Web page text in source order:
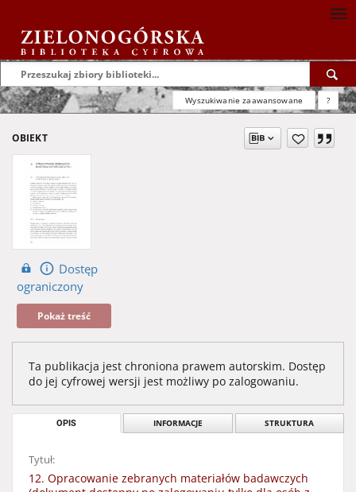
Wyszukiwanie zaawansowane ?
OBIEKT
Dostęp
ograniczony
Pokaż treść
Ta publikacja jest chroniona prawem autorskim. Dostęp
do jej cyfrowej wersji jest możliwy po zalogowaniu.
OPIS INFORMACJE STRUKTURA
Tytuł:
12. Opracowanie zebranych materiałów badawczych